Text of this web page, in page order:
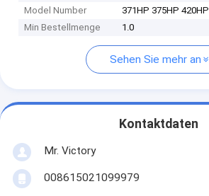
Model Number
371HP 375HP 420HP
Min Bestellmenge
1.0
Sehen Sie mehr an
Kontaktdaten
Mr. Victory
008615021099979